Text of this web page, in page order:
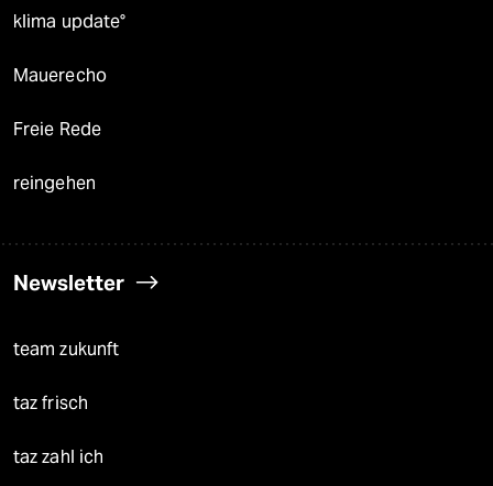
klima update°
Mauerecho
Freie Rede
reingehen
Newsletter
team zukunft
taz frisch
taz zahl ich